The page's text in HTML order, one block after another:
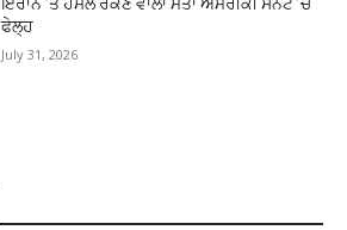
ਇਰਾਨ ’ਤੇ ਹਮਲੇ ਰੋਕਣ ਵਾਲਾ ਮਤਾ ਅਮਰੀਕੀ ਸੈਨੇਟ ’ਚ
ਫੇਲ੍ਹ
July 31, 2026